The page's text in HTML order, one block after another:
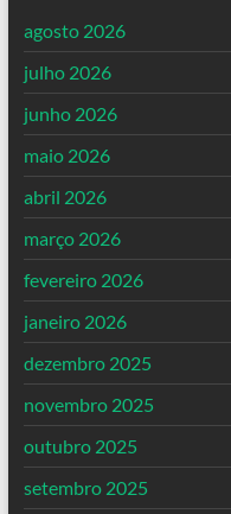
agosto 2026
julho 2026
junho 2026
maio 2026
abril 2026
março 2026
fevereiro 2026
janeiro 2026
dezembro 2025
novembro 2025
outubro 2025
setembro 2025